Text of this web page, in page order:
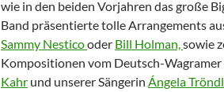
wie in den beiden Vorjahren das große
Band präsentierte tolle Arrangements
Sammy Nesticooder Bill Holman,sowie
Kompositionen vom Deutsch-
Kahr und unserer Sängerin Ángela